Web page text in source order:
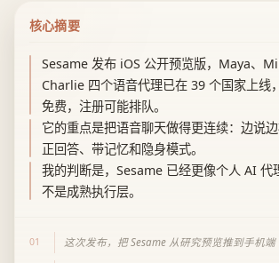
核心摘要
Sesame 发布 iOS 公开预览版，Maya、
Charlie 四个语音代理已在 39 个国家上线
免费，注册可能排队。
它的重点是把语音聊天做得更连续：边说
正回答、带记忆和隐身模式。
我的判断是，Sesame 已经更像个人 AI 代
不是成熟执行层。
01 这次发布，把 Sesame 从研究预览推到手机端